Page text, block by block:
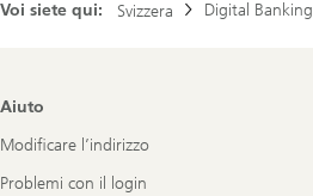
Voi siete qui: Svizzera Digital Banking
Footer
Aiuto
Modificare l’indirizzo
Problemi con il login